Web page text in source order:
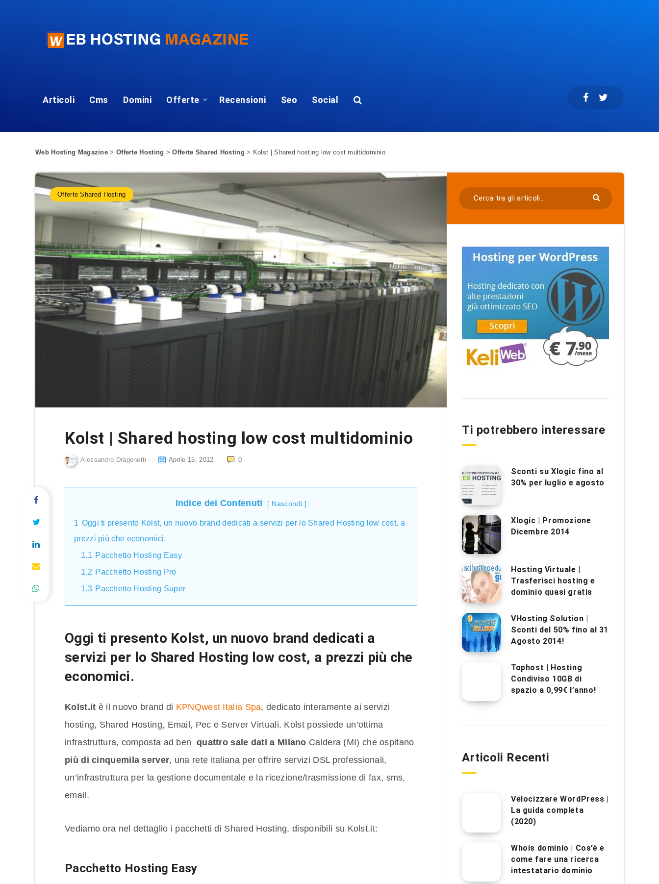
Articoli Cms Domini Offerte Recensioni Seo Social
Web Hosting Magazine > Offerte Hosting >Offerte Shared Hosting > Kolst | Shared hosting low cost multidominio
Offerte Shared Hosting
Kolst | Shared hosting low cost multidominio
Alessandro Dragonetti Aprile 15, 2012 0
Indice dei Contenuti Nascondi
1 Oggi ti presento Kolst, un nuovo brand dedicati a servizi per lo Shared Hosting low cost, a
prezzi più che economici.
1.1 Pacchetto Hosting Easy
1.2 Pacchetto Hosting Pro
1.3 Pacchetto Hosting Super
Oggi ti presento Kolst, un nuovo brand dedicati a
servizi per lo Shared Hosting low cost, a prezzi più che
economici.
Kolst.it è il nuovo brand di KPNQwest Italia Spa, dedicato interamente ai servizi
hosting, Shared Hosting, Email, Pec e Server Virtuali. Kolst possiede un’ottima
infrastruttura, composta ad ben quattro sale dati a Milano Caldera (MI) che ospitano
più di cinquemila server, una rete italiana per offrire servizi DSL professionali,
un’infrastruttura per la gestione documentale e la ricezione/trasmissione di fax, sms,
email.
Vediamo ora nel dettaglio i pacchetti di Shared Hosting, disponibili su Kolst.it:
Pacchetto Hosting Easy
Ti potrebbero interessare
Sconti su Xlogic fino al
30% per luglio e agosto
Xlogic | Promozione
Dicembre 2014
Hosting Virtuale |
Trasferisci hosting e
dominio quasi gratis
VHosting Solution |
Sconti del 50% fino al 31
Agosto 2014!
Tophost | Hosting
Condiviso 10GB di
spazio a 0,99€ l’anno!
Articoli Recenti
Velocizzare WordPress |
La guida completa
(2020)
Whois dominio | Cos’è e
come fare una ricerca
intestatario dominio